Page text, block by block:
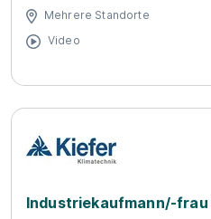
Mehrere Standorte
Video
Industriekaufmann/-frau